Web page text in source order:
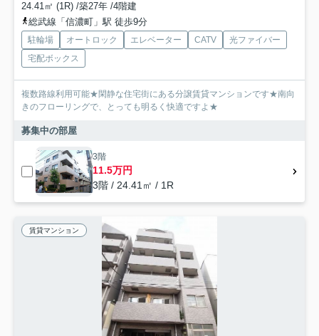
24.41㎡ (1R) /築27年 /4階建
総武線「信濃町」駅 徒歩9分
駐輪場 オートロック エレベーター CATV
光ファイバー
宅配ボックス
複数路線利用可能★閑静な住宅街にある分譲賃貸マンションです★南向
きのフローリングで、とっても明るく快適ですよ★
募集中の部屋
3階
11.5万円
3階 / 24.41㎡ / 1R
賃貸マンション